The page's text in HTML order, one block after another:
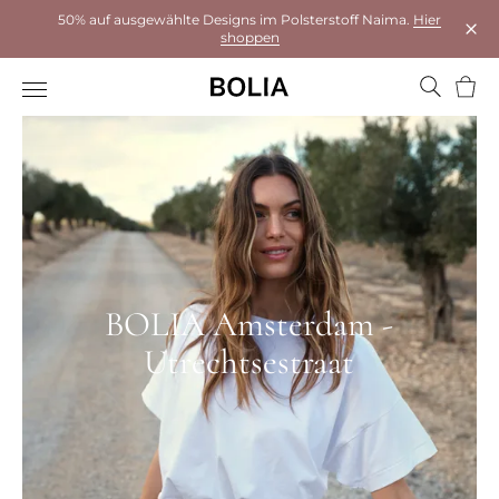
50% auf ausgewählte Designs im Polsterstoff Naima. Hier
shoppen
BOLIA Amsterdam -
Utrechtsestraat